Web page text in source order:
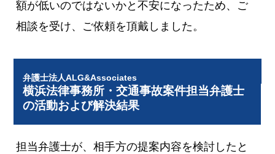
額が低いのではないかと不安になったため、ご
相談を受け、ご依頼を頂戴しました。
弁護士法人ALG&Associates
横浜法律事務所・交通事故案件担当弁護士
の活動および解決結果
担当弁護士が、相手方の提案内容を検討したと